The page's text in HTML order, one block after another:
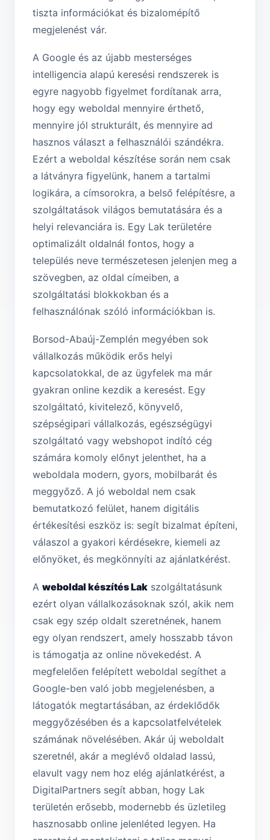
tiszta információkat és bizalomépítő
megjelenést vár.
A Google és az újabb mesterséges
intelligencia alapú keresési rendszerek is
egyre nagyobb figyelmet fordítanak arra,
hogy egy weboldal mennyire érthető,
mennyire jól strukturált, és mennyire ad
hasznos választ a felhasználói szándékra.
Ezért a weboldal készítése során nem csak
a látványra figyelünk, hanem a tartalmi
logikára, a címsorokra, a belső felépítésre, a
szolgáltatások világos bemutatására és a
helyi relevanciára is. Egy Lak területére
optimalizált oldalnál fontos, hogy a
település neve természetesen jelenjen meg a
szövegben, az oldal címeiben, a
szolgáltatási blokkokban és a
felhasználónak szóló információkban is.
Borsod-Abaúj-Zemplén megyében sok
vállalkozás működik erős helyi
kapcsolatokkal, de az ügyfelek ma már
gyakran online kezdik a keresést. Egy
szolgáltató, kivitelező, könyvelő,
szépségipari vállalkozás, egészségügyi
szolgáltató vagy webshopot indító cég
számára komoly előnyt jelenthet, ha a
weboldala modern, gyors, mobilbarát és
meggyőző. A jó weboldal nem csak
bemutatkozó felület, hanem digitális
értékesítési eszköz is: segít bizalmat építeni,
válaszol a gyakori kérdésekre, kiemeli az
előnyöket, és megkönnyíti az ajánlatkérést.
A weboldal készítés Lak szolgáltatásunk
ezért olyan vállalkozásoknak szól, akik nem
csak egy szép oldalt szeretnének, hanem
egy olyan rendszert, amely hosszabb távon
is támogatja az online növekedést. A
megfelelően felépített weboldal segíthet a
Google-ben való jobb megjelenésben, a
látogatók megtartásában, az érdeklődők
meggyőzésében és a kapcsolatfelvételek
számának növelésében. Akár új weboldalt
szeretnél, akár a meglévő oldalad lassú,
elavult vagy nem hoz elég ajánlatkérést, a
DigitalPartners segít abban, hogy Lak
területén erősebb, modernebb és üzletileg
hasznosabb online jelenléted legyen. Ha